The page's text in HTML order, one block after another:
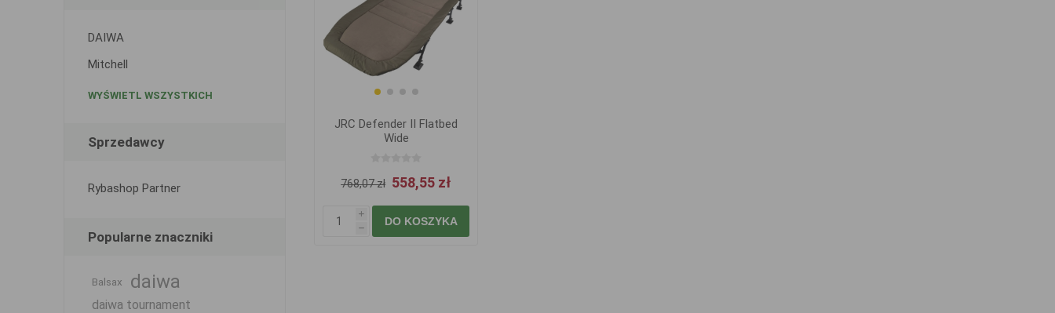
JRC Defender II Flatbed
Wide
768,07 zł 558,55 zł
i
h
DO KOSZYKA
DAIWA
Mitchell
WYŚWIETL WSZYSTKICH
Sprzedawcy
Rybashop Partner
Popularne znaczniki
Balsax daiwa
daiwa tournament